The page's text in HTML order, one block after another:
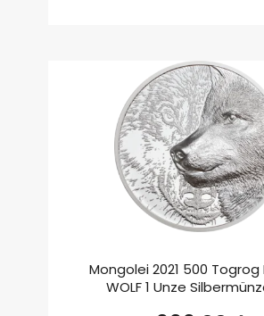
Mongolei 2021 500 Togrog
WOLF 1 Unze